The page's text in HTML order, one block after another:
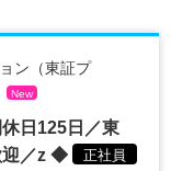
ン（東証プ
New
日125日／東
迎／z ◆
正社員